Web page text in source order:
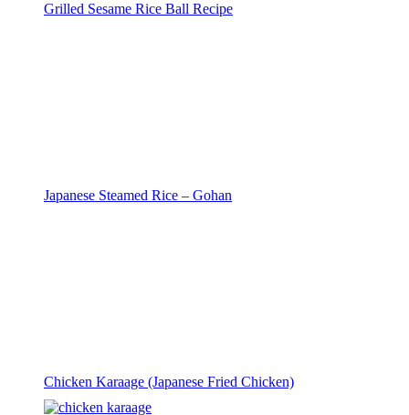
Grilled Sesame Rice Ball Recipe
Japanese Steamed Rice – Gohan
Chicken Karaage (Japanese Fried Chicken)